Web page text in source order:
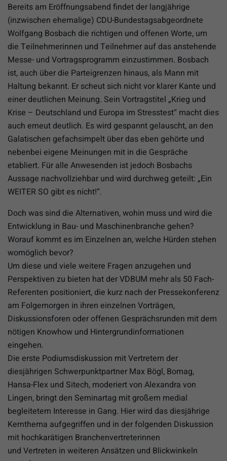
Bereits am Eröffnungsabend findet der langjährige
(inzwischen ehemalige) CDU-Bundestagsabgeordnete
Wolfgang Bosbach die richtigen und offenen Worte, um
die Teilnehmerinnen und Teilnehmer auf das anstehende
Messe- und Vortragsprogramm einzustimmen. Bosbach
ist, auch über die Parteigrenzen hinaus, als Mann mit
Haltung bekannt. Er scheut sich nicht vor klarer Kante und
einer deutlichen Meinung. Sein Vortragstitel „Krieg und
Krise – Deutschland und Europa im Stresstest“ macht dies
auch erneut deutlich. Es wird gespannt gelauscht, an den
Galatischen gefachsimpelt über das eben gehörte und
nebenbei eigene Meinungen mit in die Gespräche
etabliert. Für alle Anwesenden ist jedoch Bosbachs
Aussage nachvollziehbar und wird durchweg geteilt: „Ein
WEITER SO gibt es nicht!“.
Doch was sind die Alternativen, wohin muss und wird die
Entwicklung in Bau- und Maschinenbranche gehen?
Worauf kommt es im Einzelnen an, welche Hürden stehen
womöglich bevor?
Um diese und viele weitere Fragen anzugehen und
Perspektiven zu bieten hat der VDBUM mehr als 50 Fach-
Referenten positioniert, die kurz nach der Pressekonferenz
am Folgemorgen in ihren einzelnen Vorträgen,
Diskussionsforen oder offenen Gesprächsrunden mit dem
nötigen Knowhow und Hintergrundinformationen
eingehen.
Die erste Podiumsdiskussion mit Vertretern der
diesjährigen Schwerpunktpartner Max Bögl, Bomag,
Hansa-Flex und Sitech, moderiert von Alexandra von
Lingen, bringt den Seminartag mit großem medial
begleitetem Interesse in Gang. Hier wird das diesjährige
Kernthema aufgegriffen und in der folgenden Diskussion
mit hochkarätigen Branchenvertreterinnen
und Vertreten in weiteren Ansätzen und Blickwinkeln